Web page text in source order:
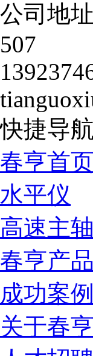
公司地
507
快捷导航
春亨首页
水平仪
高速主轴
春亨产品
成功案例
关于春亨